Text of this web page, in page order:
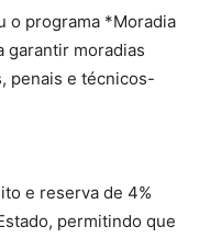
o programa *Moradia
garantir moradias
penais e técnicos-
e reserva de 4%
permitindo que